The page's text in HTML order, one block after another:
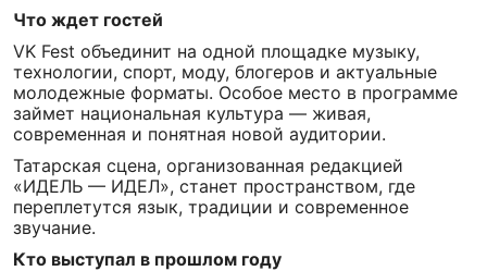
Что ждет гостей
VK Fest объединит на одной площадке музыку,
технологии, спорт, моду, блогеров и актуальные
молодежные форматы. Особое место в программе
займет национальная культура — живая,
современная и понятная новой аудитории.
Татарская сцена, организованная редакцией
«ИДЕЛЬ — ИДЕЛ», станет пространством, где
переплетутся язык, традиции и современное
звучание.
Кто выступал в прошлом году